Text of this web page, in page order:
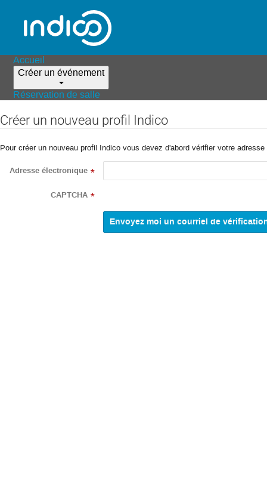
Accueil
Créer un événement
Réservation de salle
Créer un nouveau profil Indico
Pour créer un nouveau profil Indico vous devez d'abord vérifier votre
Adresse électronique *
CAPTCHA *